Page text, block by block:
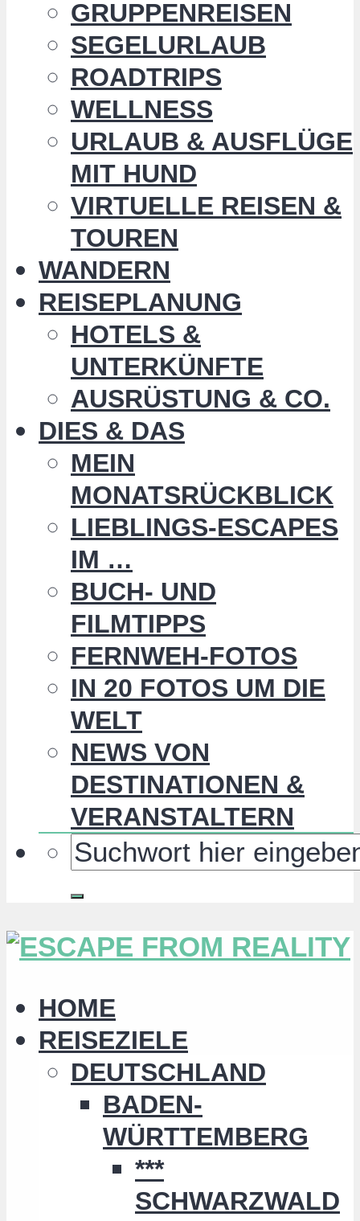
GRUPPENREISEN
SEGELURLAUB
ROADTRIPS
WELLNESS
URLAUB & AUSFLÜGE
MIT HUND
VIRTUELLE REISEN &
TOUREN
WANDERN
REISEPLANUNG
HOTELS &
UNTERKÜNFTE
AUSRÜSTUNG & CO.
DIES & DAS
MEIN
MONATSRÜCKBLICK
LIEBLINGS-ESCAPES
IM …
BUCH- UND
FILMTIPPS
FERNWEH-FOTOS
IN 20 FOTOS UM DIE
WELT
NEWS VON
DESTINATIONEN &
VERANSTALTERN
HOME
REISEZIELE
DEUTSCHLAND
BADEN-
WÜRTTEMBERG
***
SCHWARZWALD